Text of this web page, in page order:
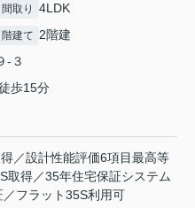
間取り 4LDK
階建て 2階建
-３
歩15分
／設計性能評価6項目最高等
取得／35年住宅保証システム
フラット35S利用可